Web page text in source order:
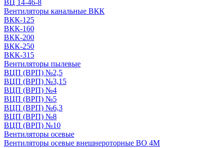
ВЦ 14-46-8
Вентиляторы канальные ВКК
ВКК-125
ВКК-160
ВКК-200
ВКК-250
ВКК-315
Вентиляторы пылевые
ВЦП (ВРП) №2,5
ВЦП (ВРП) №3,15
ВЦП (ВРП) №4
ВЦП (ВРП) №5
ВЦП (ВРП) №6,3
ВЦП (ВРП) №8
ВЦП (ВРП) №10
Вентиляторы осевые
Вентиляторы осевые внешнероторные ВО 4М